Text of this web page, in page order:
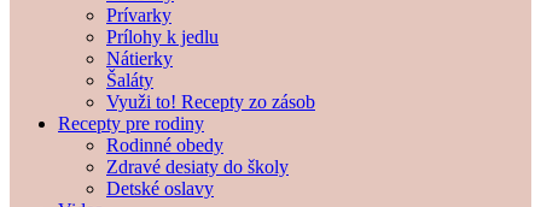
Prívarky
Prílohy k jedlu
Nátierky
Šaláty
Využi to! Recepty zo zásob
Recepty pre rodiny
Rodinné obedy
Zdravé desiaty do školy
Detské oslavy